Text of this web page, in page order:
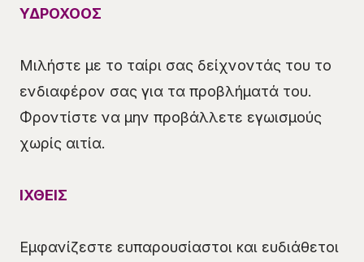
ΥΔΡΟΧΟΟΣ
Μιλήστε με το ταίρι σας δείχνοντάς του το
ενδιαφέρον σας για τα προβλήματά του.
Φροντίστε να μην προβάλλετε εγωισμούς
χωρίς αιτία.
ΙΧΘΕΙΣ
Εμφανίζεστε ευπαρουσίαστοι και ευδιάθετοι